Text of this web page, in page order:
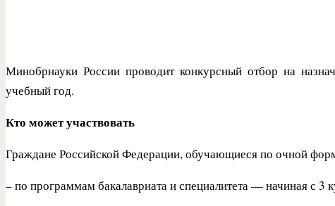
Минобрнауки России проводит конкурсный отбор на
учебный год.
Кто может участвовать
Граждане Российской Федерации, обучающиеся по очной
– по программам бакалавриата и специалитета — начиная с 3